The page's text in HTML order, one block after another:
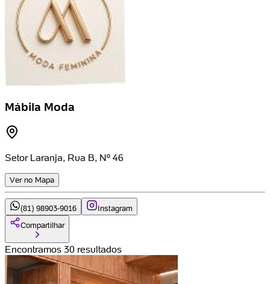
Mábila Moda
Setor Laranja, Rua B, Nº 46
Ver no Mapa
(81) 98903-9016
Instagram
Compartilhar
Encontramos 30 resultados